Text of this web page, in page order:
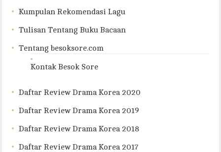
Kumpulan Rekomendasi Lagu
Tulisan Tentang Buku Bacaan
Tentang besoksore.com
Kontak Besok Sore
Daftar Review Drama Korea 2020
Daftar Review Drama Korea 2019
Daftar Review Drama Korea 2018
Daftar Review Drama Korea 2017